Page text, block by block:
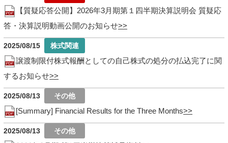
【質疑応答公開】2026年3月期第１四半期決算説明会 質疑応
答・決算説明動画公開のお知らせ
2025/08/15
譲渡制限付株式報酬としての自己株式の処分の払込完了に関
するお知らせ
2025/08/13
[Summary] Financial Results for the Three Months
2025/08/13